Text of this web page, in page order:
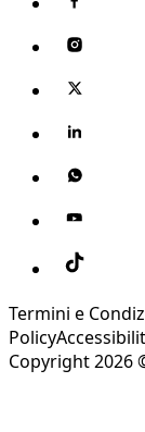
Termini e
Policy
Copyright 2026